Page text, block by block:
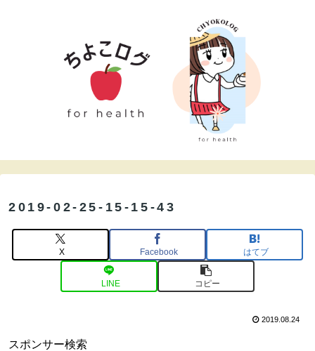
2019-02-25-15-15-43
X Facebook はてブ
LINE コピー
2019.08.24
スポンサー検索